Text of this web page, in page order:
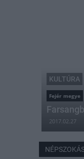
KULTÚRA
Fejér megye
2017.02.27